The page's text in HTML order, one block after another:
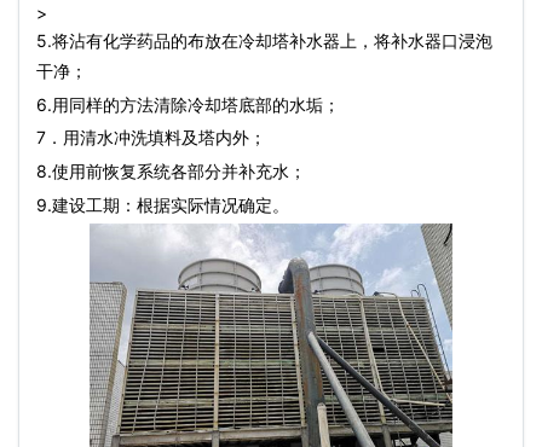
>
5.将沾有化学药品的布放在冷却塔补水器上，将补水器口浸泡
干净；
6.用同样的方法清除冷却塔底部的水垢；
7．用清水冲洗填料及塔内外；
8.使用前恢复系统各部分并补充水；
9.建设工期：根据实际情况确定。